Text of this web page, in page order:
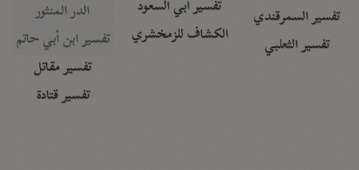
تفسير السمرقندي
تفسير الثعلبي
تفسير أبي السعود
الكشاف للزمخشري
الدر المنثور
تفسير ابن أبي حاتم
تفسير مقاتل
تفسير قتادة